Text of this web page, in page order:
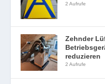
2 Aufrufe
Zehnder
reduzieren
2 Aufrufe